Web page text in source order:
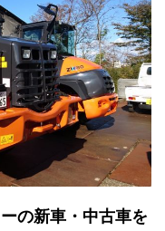
の新車・中古車を